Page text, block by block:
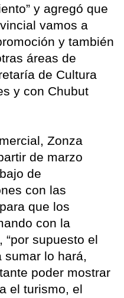
y agregó que
vamos a
y también
áreas de
de Cultura
y con Chubut
Zonza
de marzo
de
con las
que los
con la
supuesto el
sumar lo hará,
poder mostrar
el turismo, el